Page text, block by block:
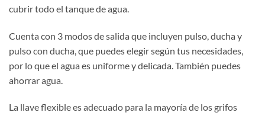
cubrir todo el tanque de agua.
Cuenta con 3 modos de salida que incluyen pulso, ducha y
pulso con ducha, que puedes elegir según tus necesidades,
por lo que el agua es uniforme y delicada. También puedes
ahorrar agua.
La llave flexible es adecuado para la mayoría de los grifos